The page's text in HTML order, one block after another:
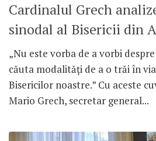
Cardinalul Grech
sinodal al Bisericii din
„Nu este vorba de a vorbi
căuta modalități de a o trăi în
Bisericilor noastre.” Cu aceste
Mario Grech, secretar general...